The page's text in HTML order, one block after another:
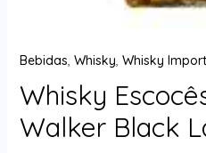
Bebidas, Whisky, Whisky
Whisky
Walker Black